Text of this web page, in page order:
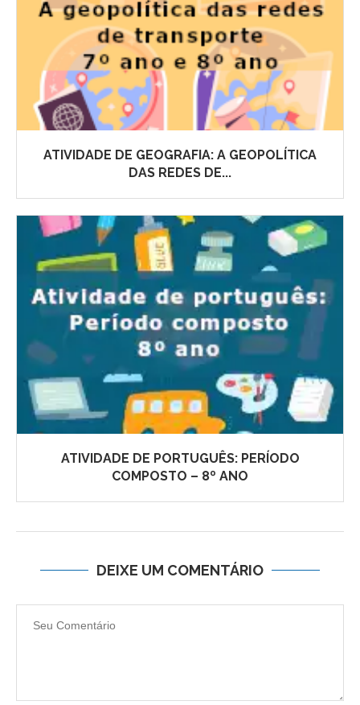
ATIVIDADE DE GEOGRAFIA: A GEOPOLÍTICA
DAS REDES DE...
ATIVIDADE DE PORTUGUÊS: PERÍODO
COMPOSTO – 8º ANO
DEIXE UM COMENTÁRIO